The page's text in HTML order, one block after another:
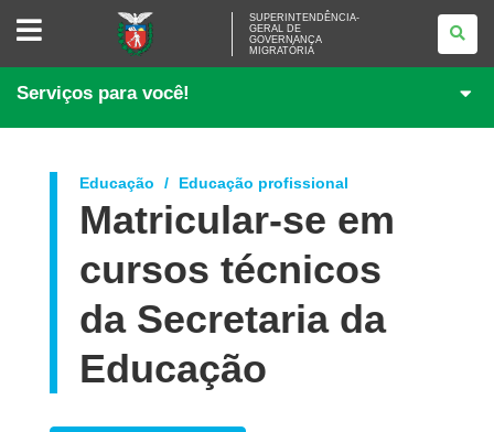
SUPERINTENDÊNCIA-
GOVERNANÇA
SUPERINTENDÊNCIA-
GERAL DE
GOVERNANÇA
MIGRATÓRIA
Serviços para você!
Educação Educação profissional
Matricular-se em
cursos técnicos
da Secretaria da
Educação